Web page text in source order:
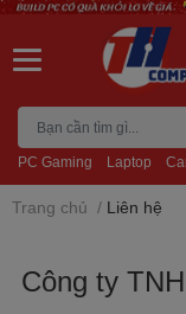
PC Gaming Laptop
Trang chủ / Liên hệ
Công ty